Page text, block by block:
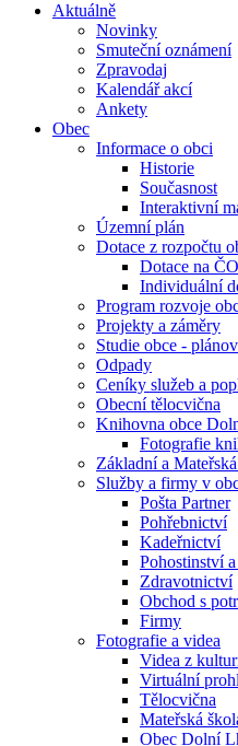
Aktuálně
Novinky
Smuteční oznámení
Zpravodaj
Kalendář akcí
Ankety
Obec
Informace o obci
Historie
Současnost
Interaktivní
Územní plán
Dotace z rozpočtu
Dotace na
Individuální
Program rozvoje
Projekty a záměry
Studie obce -
Odpady
Ceníky služeb a
Obecní tělocvična
Knihovna obce
Fotografie
Základní a
Služby a firmy v
Pošta Partner
Pohřebnictví
Kadeřnictví
Pohostinství
Zdravotnictví
Obchod s
Firmy
Fotografie a videa
Videa z
Virtuální
Tělocvična
Mateřská
Obec Dolní